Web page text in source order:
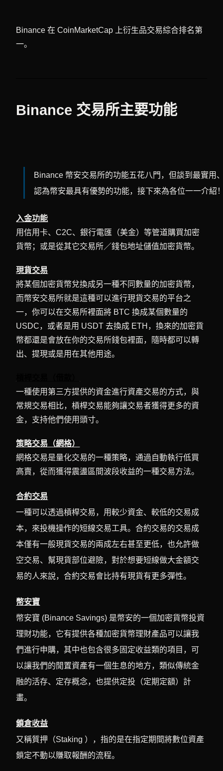
Binance 在 CoinMarketCap 上衍生品交易綜合排名第
一。
Binance 交易所主要功能
Binance 幣安交易所的功能五花八門，但談到最實用
認為幣安最具有優勢的功能，接下來為各位一一介紹
入金功能
用信用卡、C2C、銀行電匯（美金）等管道購買加密
貨幣；或是從其它交易所／錢包地址儲值加密貨幣。
現貨交易
將某個加密貨幣兌換成另一種不同數量的加密貨幣，
而幣安交易所就是這種可以進行現貨交易的平台之
一，你可以在交易所裡面將 BTC 換成某個數量的
USDC，或者是用 USDT 去換成 ETH，換來的加密貨
幣都還是會放在你的交易所錢包裡面，隨時都可以轉
出、提現或是用在其他用途。
一種使用第三方提供的資金進行資產交易的方式，與
常規交易相比，槓桿交易能夠讓交易者獲得更多的資
金，支持他們使用頭寸。
策略交易（網格）
網格交易是量化交易的一種策略，通過自動執行低買
高賣，從而獲得震盪區間波段收益的一種交易方法。
合約交易
一種可以透過槓桿交易，用較少資金、較低的交易成
本，來投機操作的短線交易工具。合約交易的交易成
本僅有一般現貨交易的兩成左右甚至更低，也允許做
空交易、幫現貨部位避險，對於想要短線做大金額交
易的人來說，合約交易會比持有現貨有更多彈性。
幣安寶
幣安寶 (Binance Savings) 是幣安的一個加密貨幣投資
理財功能，它有提供各種加密貨幣理財產品可以讓我
們進行申購，其中也包含很多固定收益類的項目，可
以讓我們的閒置資產有一個生息的地方，類似傳統金
融的活存、定存概念，也提供定投（定期定額）計
畫。
鎖倉收益
又稱質押（Staking ），指的是在指定期間將數位資產
鎖定不動以賺取報酬的流程。